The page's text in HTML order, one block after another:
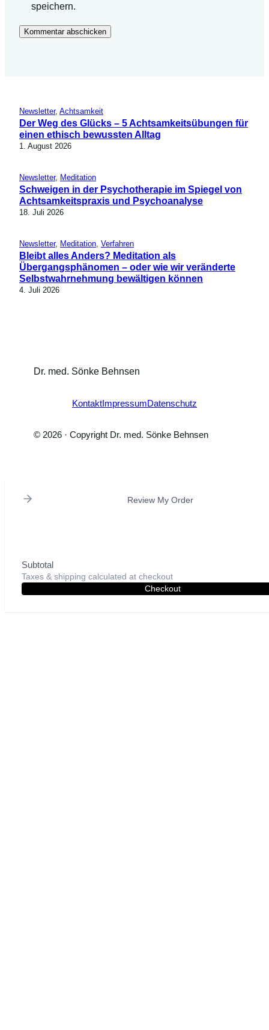
speichern.
Newsletter, Achtsamkeit
Der Weg des Glücks – 5 Achtsamkeitsübungen für
einen ethisch bewussten Alltag
1. August 2026
Newsletter, Meditation
Schweigen in der Psychotherapie im Spiegel von
Achtsamkeitspraxis und Psychoanalyse
18. Juli 2026
Newsletter, Meditation, Verfahren
Bleibt alles Anders? Meditation als
Übergangsphänomen – oder wie wir veränderte
Selbstwahrnehmung bewältigen können
4. Juli 2026
Dr. med. Sönke Behnsen
Kontakt ImpressumDatenschutz
© 2026 · Copyright Dr. med. Sönke Behnsen
Review My Order
Subtotal
Taxes & shipping calculated at checkout
Checkout